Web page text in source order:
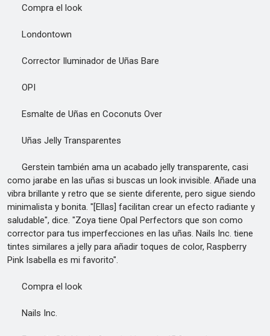
Compra el look
Londontown
Corrector Iluminador de Uñas Bare
OPI
Esmalte de Uñas en Coconuts Over
Uñas Jelly Transparentes
Gerstein también ama un acabado jelly transparente, casi
como jarabe en las uñas si buscas un look invisible. Añade una
vibra brillante y retro que se siente diferente, pero sigue siendo
minimalista y bonita. "[Ellas] facilitan crear un efecto radiante y
saludable", dice. "Zoya tiene Opal Perfectors que son como
corrector para tus imperfecciones en las uñas. Nails Inc. tiene
tintes similares a jelly para añadir toques de color, Raspberry
Pink Isabella es mi favorito".
Compra el look
Nails Inc.